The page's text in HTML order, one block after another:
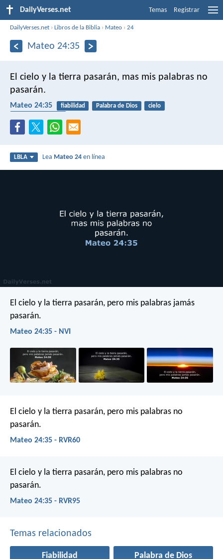
DailyVerses.net Temas Registrar
DailyVerses.net ›Libros de la Biblia › Mateo ›24
Mateo 24:35
El cielo y la tierra pasarán, mas mis palabras no
pasarán.
Mateo 24:35 fiabilidad Palabra de Dios
cielo
LBLA Lea Mateo 24 en línea
El cielo y la tierra pasarán, pero mis palabras jamás
pasarán.
Mateo 24:35 - NVI
El cielo y la tierra pasarán, pero mis palabras no
pasarán.
Mateo 24:35 - RVR60
El cielo y la tierra pasarán, pero mis palabras no
pasarán.
Mateo 24:35 - RVR95
Temas relacionados
Fiabilidad Palabra de Dios